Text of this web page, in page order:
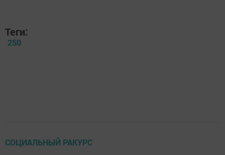
Теги:
250
СОЦИАЛЬНЫЙ РАКУРС